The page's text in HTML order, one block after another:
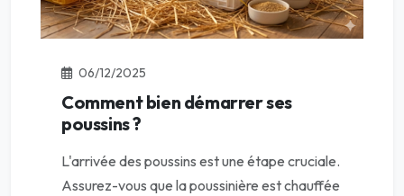
06/12/2025
Comment bien démarrer ses
poussins ?
L'arrivée des poussins est une étape cruciale.
Assurez-vous que la poussinière est chauffée